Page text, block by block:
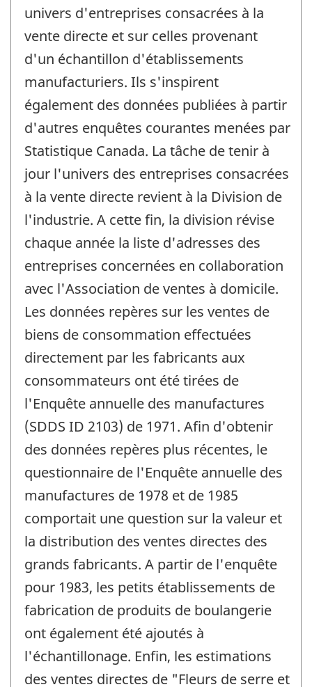
univers d'entreprises consacrées à la
vente directe et sur celles provenant
d'un échantillon d'établissements
manufacturiers. Ils s'inspirent
également des données publiées à partir
d'autres enquêtes courantes menées par
Statistique Canada. La tâche de tenir à
jour l'univers des entreprises consacrées
à la vente directe revient à la Division de
l'industrie. A cette fin, la division révise
chaque année la liste d'adresses des
entreprises concernées en collaboration
avec l'Association de ventes à domicile.
Les données repères sur les ventes de
biens de consommation effectuées
directement par les fabricants aux
consommateurs ont été tirées de
l'Enquête annuelle des manufactures
(SDDS ID 2103) de 1971. Afin d'obtenir
des données repères plus récentes, le
questionnaire de l'Enquête annuelle des
manufactures de 1978 et de 1985
comportait une question sur la valeur et
la distribution des ventes directes des
grands fabricants. A partir de l'enquête
pour 1983, les petits établissements de
fabrication de produits de boulangerie
ont également été ajoutés à
l'échantillonage. Enfin, les estimations
des ventes directes de "Fleurs de serre et